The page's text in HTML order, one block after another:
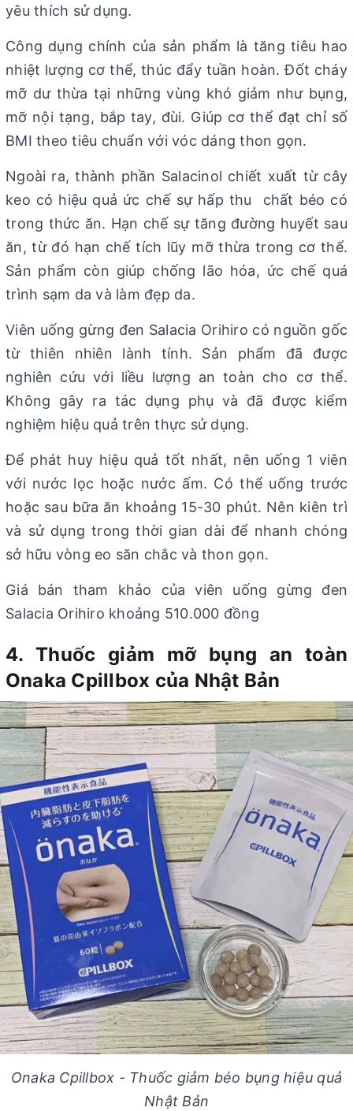
yêu thích sử dụng.
Công dụng chính của sản phẩm là tăng tiêu hao
nhiệt lượng cơ thể, thúc đẩy tuần hoàn. Đốt cháy
mỡ dư thừa tại những vùng khó giảm như bụng,
mỡ nội tạng, bắp tay, đùi. Giúp cơ thể đạt chỉ số
BMI theo tiêu chuẩn với vóc dáng thon gọn.
Ngoài ra, thành phần Salacinol chiết xuất từ cây
keo có hiệu quả ức chế sự hấp thu chất béo có
trong thức ăn. Hạn chế sự tăng đường huyết sau
ăn, từ đó hạn chế tích lũy mỡ thừa trong cơ thể.
Sản phẩm còn giúp chống lão hóa, ức chế quá
trình sạm da và làm đẹp da.
Viên uống gừng đen Salacia Orihiro có nguồn gốc
từ thiên nhiên lành tính. Sản phẩm đã được
nghiên cứu với liều lượng an toàn cho cơ thể.
Không gây ra tác dụng phụ và đã được kiểm
nghiệm hiệu quả trên thực sử dụng.
Để phát huy hiệu quả tốt nhất, nên uống 1 viên
với nước lọc hoặc nước ấm. Có thể uống trước
hoặc sau bữa ăn khoảng 15-30 phút. Nên kiên trì
và sử dụng trong thời gian dài để nhanh chóng
sở hữu vòng eo săn chắc và thon gọn.
Giá bán tham khảo của viên uống gừng đen
Salacia Orihiro khoảng 510.000 đồng
4. Thuốc giảm mỡ bụng an toàn
Onaka Cpillbox của Nhật Bản
Onaka Cpillbox - Thuốc giảm béo bụng hiệu quả
Nhật Bản